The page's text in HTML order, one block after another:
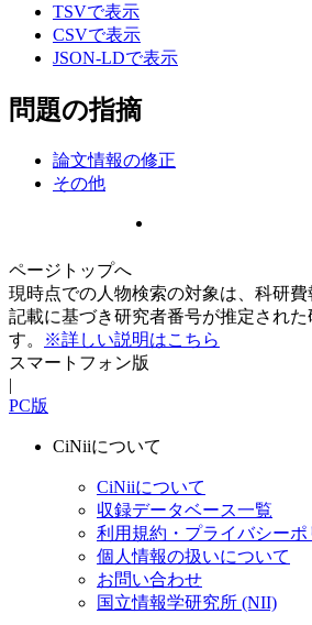
TSVで表示
CSVで表示
JSON-LDで表示
問題の指摘
論文情報の修正
その他
ページトップへ
現時点での人物検索の対象は、科研費
記載に基づき研究者番号が推定され
す。
※詳しい説明はこちら
スマートフォン版
|
PC版
CiNiiについて
CiNiiについて
収録データベース一覧
利用規約・プライバシーポ
個人情報の扱いについて
お問い合わせ
国立情報学研究所 (NII)